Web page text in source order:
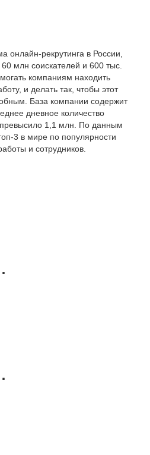
рекрутинга в России,
млн соискателей и 600 тыс.
компаниям находить
и делать так, чтобы этот
База компании содержит
дневное количество
превысило 1,1 млн. По данным
3 в мире по популярности
и сотрудников.